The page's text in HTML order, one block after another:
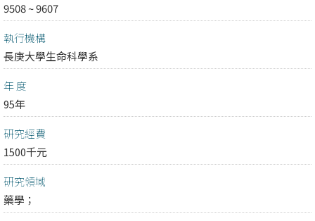
9508 ~ 9607
執行機構
長庚大學生命科學系
年 度
95年
研究經費
1500千元
研究領域
藥學；